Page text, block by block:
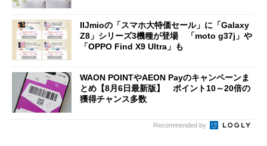
IIJmioの「スマホ大特価セール」に「Galaxy
Z8」シリーズ3機種が登場 「moto g37j」や
「OPPO Find X9 Ultra」も
WAON POINTやAEON Payのキャンペーンま
とめ【8月6日最新版】 ポイント10～20倍の
獲得チャンス多数
Recommended by